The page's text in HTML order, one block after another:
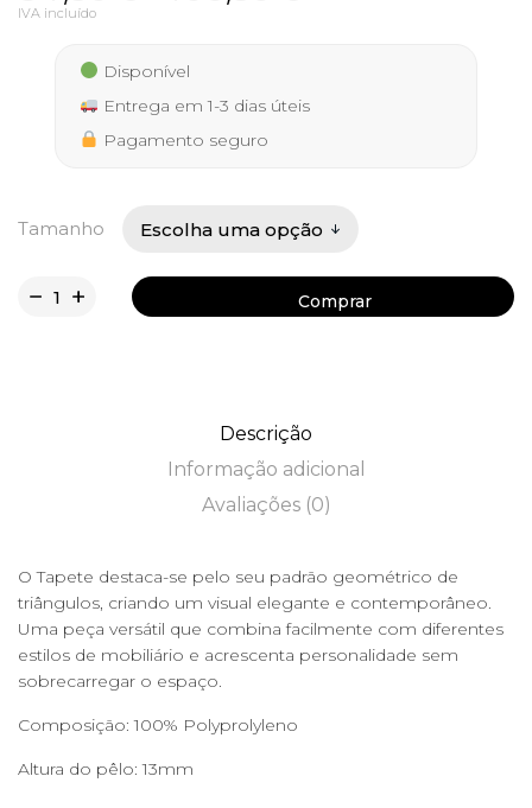
range:
84,50 €
through
406,50 €
IVA incluído
Disponível
Entrega em 1-3 dias úteis
Pagamento seguro
Tamanho
Comprar
Descrição
Informação adicional
Avaliações (0)
O Tapete destaca-se pelo seu padrão geométrico de
triângulos, criando um visual elegante e contemporâneo.
Uma peça versátil que combina facilmente com diferentes
estilos de mobiliário e acrescenta personalidade sem
sobrecarregar o espaço.
Composição: 100% Polyprolyleno
Altura do pêlo: 13mm